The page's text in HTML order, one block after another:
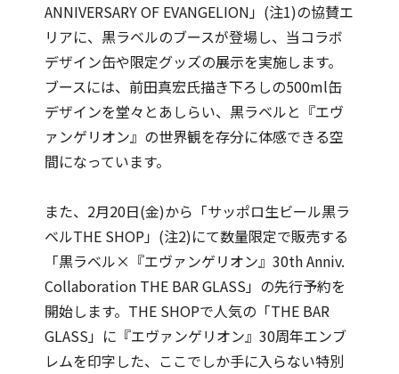
ANNIVERSARY OF EVANGELION」(注1)の協賛エ
リアに、黒ラベルのブースが登場し、当コラボ
デザイン缶や限定グッズの展示を実施します。
ブースには、前田真宏氏描き下ろしの500ml缶
デザインを堂々とあしらい、黒ラベルと『エヴ
ァンゲリオン』の世界観を存分に体感できる空
間になっています。
また、2月20日(金)から「サッポロ生ビール黒ラ
ベルTHE SHOP」(注2)にて数量限定で販売する
「黒ラベル×『エヴァンゲリオン』30th Anniv.
Collaboration THE BAR GLASS」の先行予約を
開始します。THE SHOPで人気の「THE BAR
GLASS」に『エヴァンゲリオン』30周年エンブ
レムを印字した、ここでしか手に入らない特別